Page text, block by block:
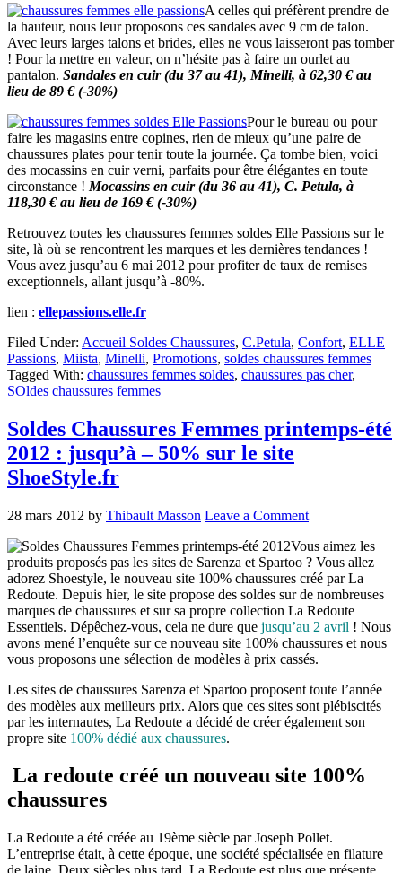
A celles qui préfèrent prendre de
la hauteur, nous leur proposons ces sandales avec 9 cm de talon.
Avec leurs larges talons et brides, elles ne vous laisseront pas tomber
! Pour la mettre en valeur, on n’hésite pas à faire un ourlet au
pantalon. Sandales en cuir (du 37 au 41), Minelli, à 62,30 € au
lieu de 89 € (-30%)
Pour le bureau ou pour
faire les magasins entre copines, rien de mieux qu’une paire de
chaussures plates pour tenir toute la journée. Ça tombe bien, voici
des mocassins en cuir verni, parfaits pour être élégantes en toute
circonstance ! Mocassins en cuir (du 36 au 41), C. Petula, à
118,30 € au lieu de 169 € (-30%)
Retrouvez toutes les chaussures femmes soldes Elle Passions sur le
site, là où se rencontrent les marques et les dernières tendances !
Vous avez jusqu’au 6 mai 2012 pour profiter de taux de remises
exceptionnels, allant jusqu’à -80%.
lien : ellepassions.elle.fr
Filed Under: Accueil Soldes Chaussures, C.Petula, Confort, ELLE
Passions, Miista, Minelli, Promotions, soldes chaussures femmes
Tagged With: chaussures femmes soldes, chaussures pas cher,
SOldes chaussures femmes
Soldes Chaussures Femmes printemps-été
2012 : jusqu’à – 50% sur le site
ShoeStyle.fr
28 mars 2012 by Thibault Masson Leave a Comment
Vous aimez les
produits proposés pas les sites de Sarenza et Spartoo ? Vous allez
adorez Shoestyle, le nouveau site 100% chaussures créé par La
Redoute. Depuis hier, le site propose des soldes sur de nombreuses
marques de chaussures et sur sa propre collection La Redoute
Essentiels. Dépêchez-vous, cela ne dure que jusqu’au 2 avril ! Nous
avons mené l’enquête sur ce nouveau site 100% chaussures et nous
vous proposons une sélection de modèles à prix cassés.
Les sites de chaussures Sarenza et Spartoo proposent toute l’année
des modèles aux meilleurs prix. Alors que ces sites sont plébiscités
par les internautes, La Redoute a décidé de créer également son
propre site 100% dédié aux chaussures.
La redoute créé un nouveau site 100%
chaussures
La Redoute a été créée au 19ème siècle par Joseph Pollet.
L’entreprise était, à cette époque, une société spécialisée en filature